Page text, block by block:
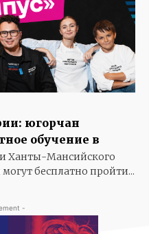
югорчан
обучение в
Ханты-Мансийского
бесплатно пройти...
-